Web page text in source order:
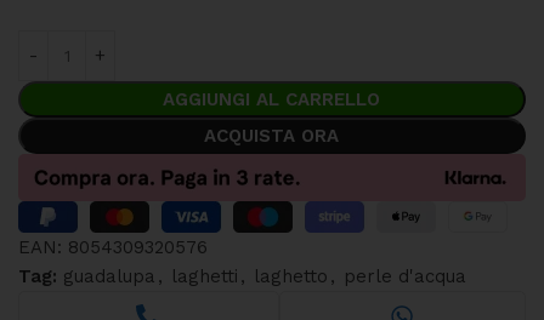
AGGIUNGI AL CARRELLO
ACQUISTA ORA
EAN: 8054309320576
Tag: guadalupa , laghetti , laghetto , perle d'acqua